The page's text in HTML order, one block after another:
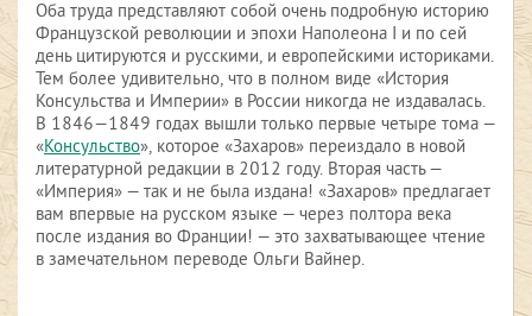
Оба труда представляют собой очень подробную историю
Французской революции и эпохи Наполеона I и по сей
день цитируются и русскими, и европейскими историками.
Тем более удивительно, что в полном виде «История
Консульства и Империи» в России никогда не издавалась.
В 1846—1849 годах вышли только первые четыре тома —
«Консульство», которое «Захаров» переиздало в новой
литературной редакции в 2012 году. Вторая часть —
«Империя» — так и не была издана! «Захаров» предлагает
вам впервые на русском языке — через полтора века
после издания во Франции! — это захватывающее чтение
в замечательном переводе Ольги Вайнер.